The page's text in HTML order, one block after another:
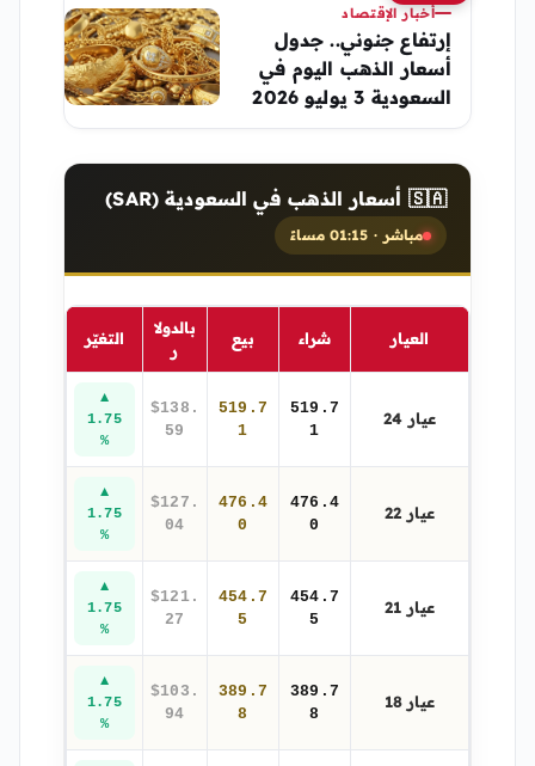
أخبار الإقتصاد
إرتفاع جنوني.. جدول
أسعار الذهب اليوم في
السعودية 3 يوليو 2026
🇸🇦 أسعار الذهب في السعودية (SAR)
مباشر · 01:15 مساءً
العيار شراء بيع
بالدولا
ر
التغيّر
عيار 24
519.7
1
519.7
1
$138.
59
▲
1.75
%
عيار 22
476.4
0
476.4
0
$127.
04
▲
1.75
%
عيار 21
454.7
5
454.7
5
$121.
27
▲
1.75
%
عيار 18
389.7
8
389.7
8
$103.
94
▲
1.75
%